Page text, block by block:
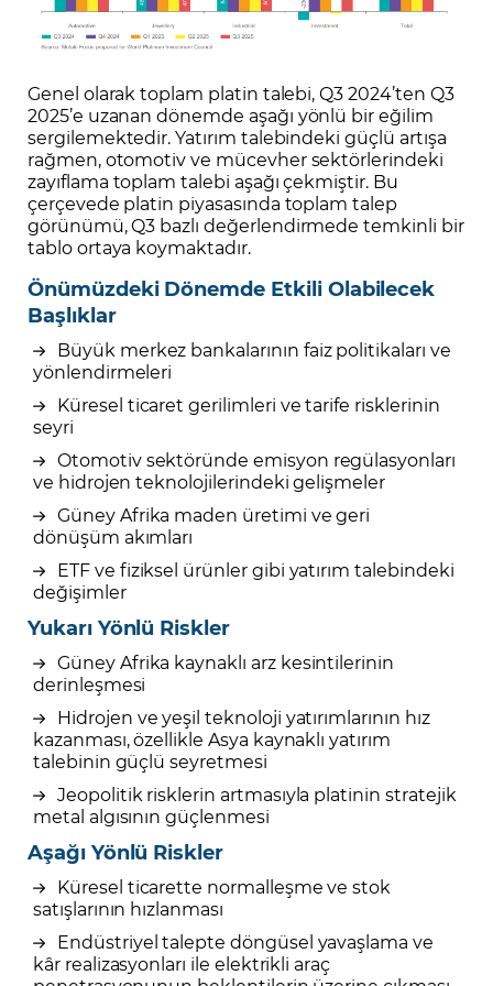
Genel olarak toplam platin talebi, Q3 2024’ten Q3
2025’e uzanan dönemde aşağı yönlü bir eğilim
sergilemektedir. Yatırım talebindeki güçlü artışa
rağmen, otomotiv ve mücevher sektörlerindeki
zayıflama toplam talebi aşağı çekmiştir. Bu
çerçevede platin piyasasında toplam talep
görünümü, Q3 bazlı değerlendirmede temkinli bir
tablo ortaya koymaktadır.
Önümüzdeki Dönemde Etkili Olabilecek
Başlıklar
Büyük merkez bankalarının faiz politikaları ve
yönlendirmeleri
Küresel ticaret gerilimleri ve tarife risklerinin
seyri
Otomotiv sektöründe emisyon regülasyonları
ve hidrojen teknolojilerindeki gelişmeler
Güney Afrika maden üretimi ve geri
dönüşüm akımları
ETF ve fiziksel ürünler gibi yatırım talebindeki
değişimler
Yukarı Yönlü Riskler
Güney Afrika kaynaklı arz kesintilerinin
derinleşmesi
Hidrojen ve yeşil teknoloji yatırımlarının hız
kazanması, özellikle Asya kaynaklı yatırım
talebinin güçlü seyretmesi
Jeopolitik risklerin artmasıyla platinin stratejik
metal algısının güçlenmesi
Aşağı Yönlü Riskler
Küresel ticarette normalleşme ve stok
satışlarının hızlanması
Endüstriyel talepte döngüsel yavaşlama ve
kâr realizasyonları ile elektrikli araç